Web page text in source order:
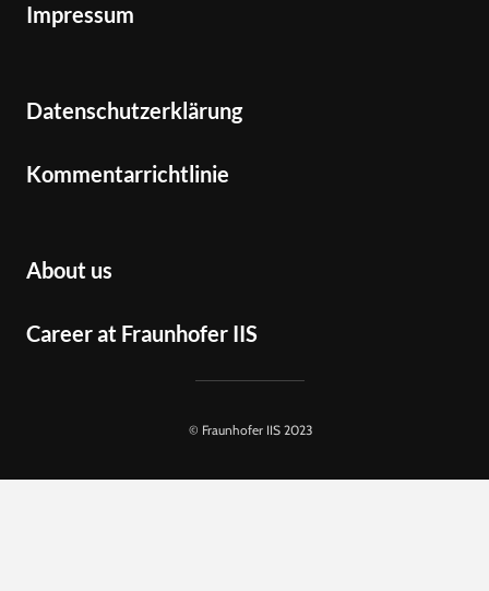
Impressum
Datenschutzerklärung
Kommentarrichtlinie
About us
Career at Fraunhofer IIS
© Fraunhofer IIS 2023